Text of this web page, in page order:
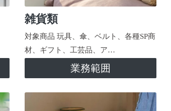
雑貨類
対象商品 玩具、傘、ベルト、各種SP商
材、ギフト、工芸品、ア…
業務範囲